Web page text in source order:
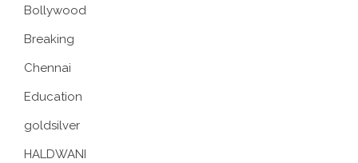
Bollywood
Breaking
Chennai
Education
goldsilver
HALDWANI